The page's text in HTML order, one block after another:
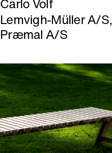
Lemvigh-Müller A/S,
Præmal A/S